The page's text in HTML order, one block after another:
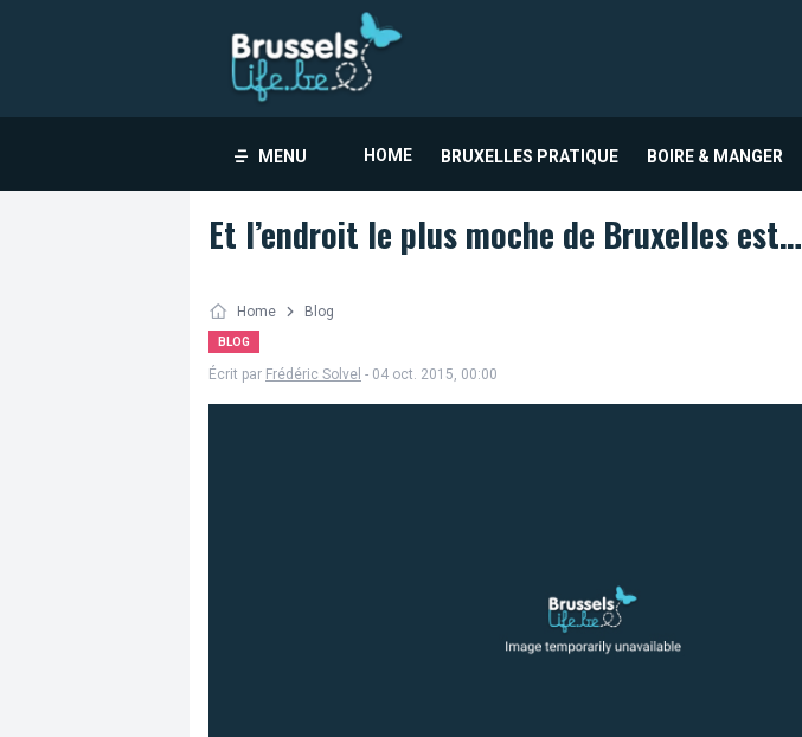
MENU HOME BRUXELLES PRATIQUE BOIRE & MANGER
Et l’endroit le plus moche de Bruxelles est…
Home Blog
BLOG
Écrit par Frédéric Solvel - 04 oct. 2015, 00:00